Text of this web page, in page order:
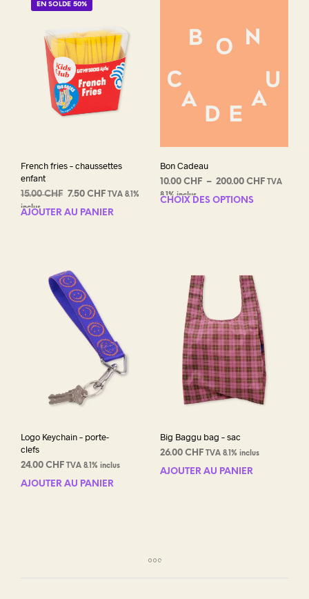
EN SOLDE 50%
French fries – chaussettes
enfant
15.00CHF Le
prix
7.50 CHFLe
prix
TVA 8.1%
inclus
AJOUTER AU PANIER
Bon Cadeau
10.00 CHF – 200.00 CHFPlage
TVA
8.1% inclus
CHOIX DES OPTIONS
Logo Keychain – porte-
clefs
24.00 CHF TVA 8.1% inclus
AJOUTER AU PANIER
Big Baggu bag – sac
26.00 CHF TVA 8.1% inclus
AJOUTER AU PANIER